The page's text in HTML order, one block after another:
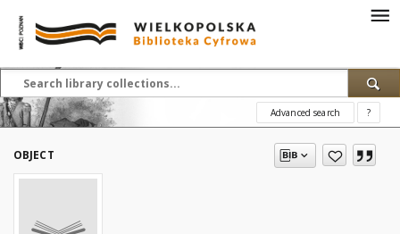
Advanced search ?
OBJECT